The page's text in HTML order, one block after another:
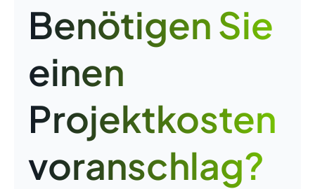
Benötigen Sie
einen
Projektkosten
voranschlag?